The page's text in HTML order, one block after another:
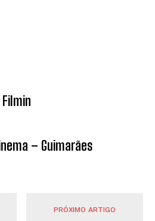
– Guimarães
PRÓXIMO ARTIGO